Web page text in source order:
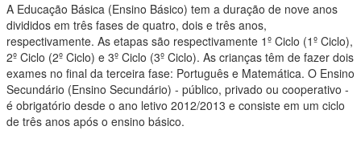
A Educação Básica (Ensino Básico) tem a duração de nove anos
divididos em três fases de quatro, dois e três anos,
respectivamente. As etapas são respectivamente 1º Ciclo (1º Ciclo),
2º Ciclo (2º Ciclo) e 3º Ciclo (3º Ciclo). As crianças têm de fazer dois
exames no final da terceira fase: Português e Matemática. O Ensino
Secundário (Ensino Secundário) - público, privado ou cooperativo -
é obrigatório desde o ano letivo 2012/2013 e consiste em um ciclo
de três anos após o ensino básico.